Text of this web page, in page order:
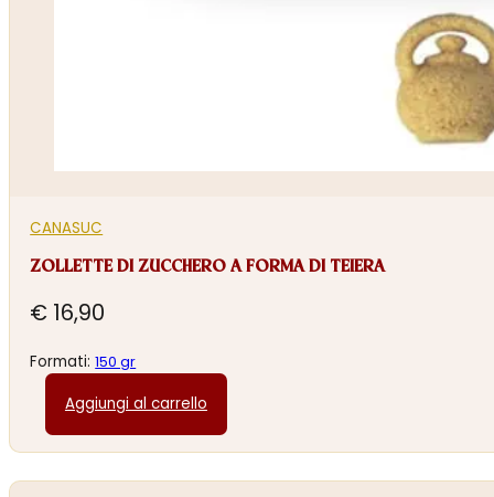
CANASUC
ZOLLETTE DI ZUCCHERO A FORMA DI TEIERA
€ 16,90
Formati:150 gr
Aggiungi al carrello